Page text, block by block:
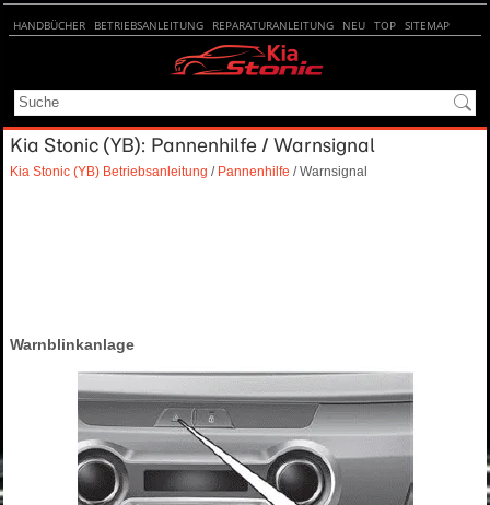
HANDBÜCHER BETRIEBSANLEITUNG REPARATURANLEITUNG NEU TOP SITEMAP
Kia Stonic (YB): Pannenhilfe / Warnsignal
Kia Stonic (YB) Betriebsanleitung / Pannenhilfe / Warnsignal
Warnblinkanlage